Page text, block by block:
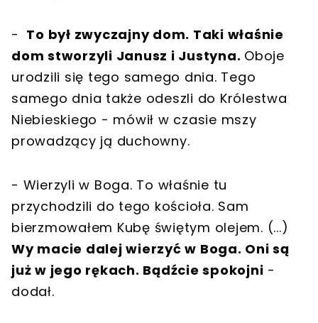
- To był zwyczajny dom. Taki właśnie
dom stworzyli Janusz i Justyna. Oboje
urodzili się tego samego dnia. Tego
samego dnia także odeszli do Królestwa
Niebieskiego - mówił w czasie mszy
prowadzący ją duchowny.
- Wierzyli w Boga. To właśnie tu
przychodzili do tego kościoła. Sam
bierzmowałem Kubę świętym olejem. (...)
Wy macie dalej wierzyć w Boga. Oni są
już w jego rękach. Bądźcie spokojni -
dodał.